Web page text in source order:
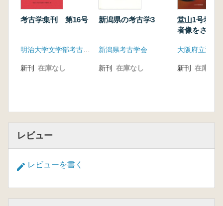
井口喜晴 折り曲げられた鉄刀について 経塚
出土品を中心に-
伊藤宏之 下総国葛西郡における武蔵型板碑製
作の一例 葛西城出土資料の検討
学史から見た「尖石石器時代遺蹟」の国史蹟指
定の意義
大正大学の考古学50年のあゆみ
考古学集刊 第16号
明治大学文学部考古学研究室
新刊 在庫なし
新潟県の考古学3
新潟県考古学会
新刊 在庫なし
堂山1号墳
者像をさぐる
新刊 在庫なし
レビュー
レビューを書く